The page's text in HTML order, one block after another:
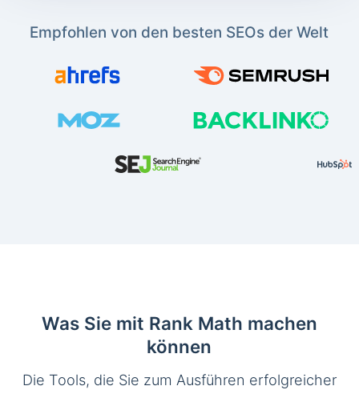
Empfohlen von den besten SEOs der Welt
Was Sie mit Rank Math machen
können
Die Tools, die Sie zum Ausführen erfolgreicher